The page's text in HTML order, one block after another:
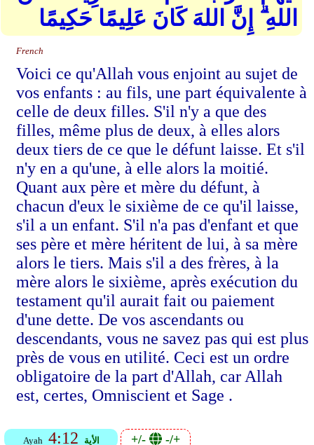
اللهِ ۗ إِنَّ اللهَ كَانَ عَلِيمًا حَكِيمًا
French
Voici ce qu'Allah vous enjoint au sujet de
vos enfants : au fils, une part équivalente à
celle de deux filles. S'il n'y a que des
filles, même plus de deux, à elles alors
deux tiers de ce que le défunt laisse. Et s'il
n'y en a qu'une, à elle alors la moitié.
Quant aux père et mère du défunt, à
chacun d'eux le sixième de ce qu'il laisse,
s'il a un enfant. S'il n'a pas d'enfant et que
ses père et mère héritent de lui, à sa mère
alors le tiers. Mais s'il a des frères, à la
mère alors le sixième, après exécution du
testament qu'il aurait fait ou paiement
d'une dette. De vos ascendants ou
descendants, vous ne savez pas qui est plus
près de vous en utilité. Ceci est un ordre
obligatoire de la part d'Allah, car Allah
est, certes, Omniscient et Sage .
Ayah 4:12 الأية +/- -/+